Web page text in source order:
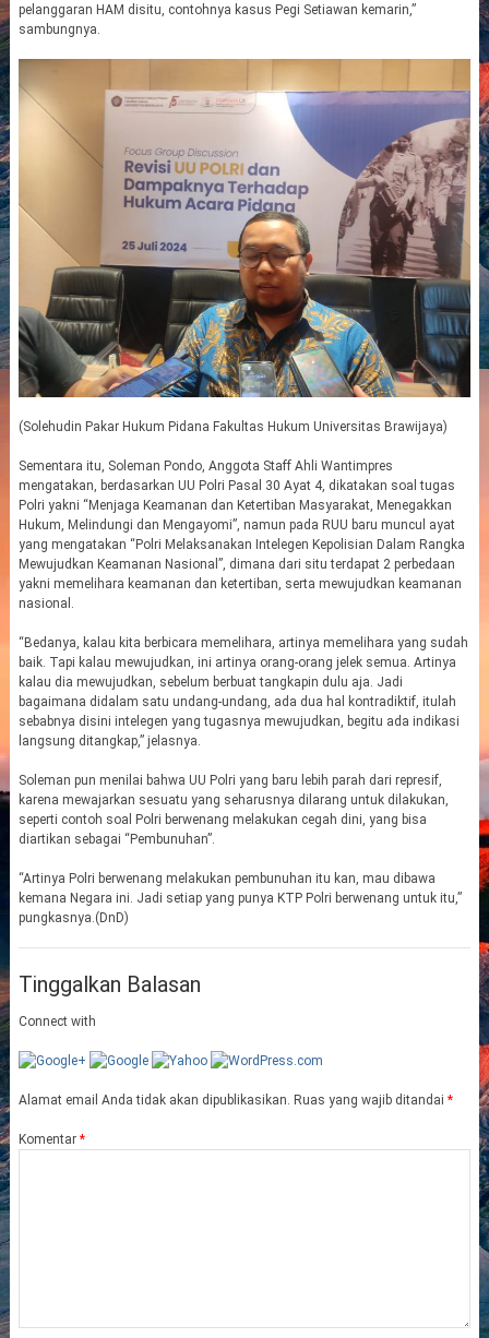
pelanggaran HAM disitu, contohnya kasus Pegi Setiawan kemarin,”
sambungnya.
(Solehudin Pakar Hukum Pidana Fakultas Hukum Universitas Brawijaya)
Sementara itu, Soleman Pondo, Anggota Staff Ahli Wantimpres
mengatakan, berdasarkan UU Polri Pasal 30 Ayat 4, dikatakan soal tugas
Polri yakni “Menjaga Keamanan dan Ketertiban Masyarakat, Menegakkan
Hukum, Melindungi dan Mengayomi”, namun pada RUU baru muncul ayat
yang mengatakan “Polri Melaksanakan Intelegen Kepolisian Dalam Rangka
Mewujudkan Keamanan Nasional”, dimana dari situ terdapat 2 perbedaan
yakni memelihara keamanan dan ketertiban, serta mewujudkan keamanan
nasional.
“Bedanya, kalau kita berbicara memelihara, artinya memelihara yang sudah
baik. Tapi kalau mewujudkan, ini artinya orang-orang jelek semua. Artinya
kalau dia mewujudkan, sebelum berbuat tangkapin dulu aja. Jadi
bagaimana didalam satu undang-undang, ada dua hal kontradiktif, itulah
sebabnya disini intelegen yang tugasnya mewujudkan, begitu ada indikasi
langsung ditangkap,” jelasnya.
Soleman pun menilai bahwa UU Polri yang baru lebih parah dari represif,
karena mewajarkan sesuatu yang seharusnya dilarang untuk dilakukan,
seperti contoh soal Polri berwenang melakukan cegah dini, yang bisa
diartikan sebagai “Pembunuhan”.
“Artinya Polri berwenang melakukan pembunuhan itu kan, mau dibawa
kemana Negara ini. Jadi setiap yang punya KTP Polri berwenang untuk itu,”
pungkasnya.(DnD)
Tinggalkan Balasan
Connect with
Alamat email Anda tidak akan dipublikasikan. Ruas yang wajib ditandai *
Komentar *